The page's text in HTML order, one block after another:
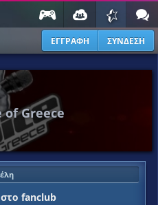
ΕΓΓΡΑΦΗ ΣΥΝΔΕΣΗ
of Greece
στο fanclub